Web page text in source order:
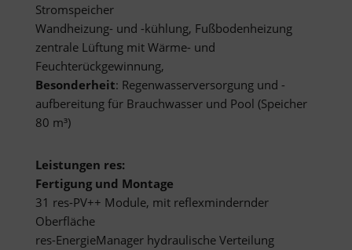
Stromspeicher
Wandheizung- und -kühlung, Fußbodenheizung
zentrale Lüftung mit Wärme- und
Feuchterückgewinnung,
Besonderheit: Regenwasserversorgung und -
aufbereitung für Brauchwasser und Pool (Speicher
80 m³)
Leistungen res:
Fertigung und Montage
31 res-PV++ Module, mit reflexmindernder
Oberfläche
res-EnergieManager hydraulische Verteilung